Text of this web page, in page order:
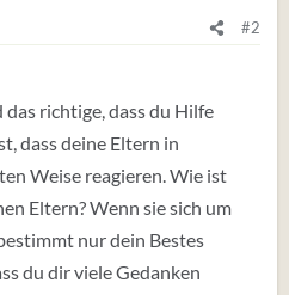
#2
richtige, dass du Hilfe
dass deine Eltern in
Weise reagieren. Wie ist
Eltern? Wenn sie sich um
nur dein Bestes
du dir viele Gedanken